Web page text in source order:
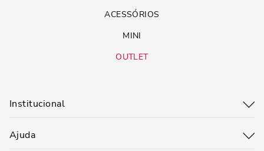
ACESSÓRIOS
MINI
OUTLET
Institucional
Ajuda